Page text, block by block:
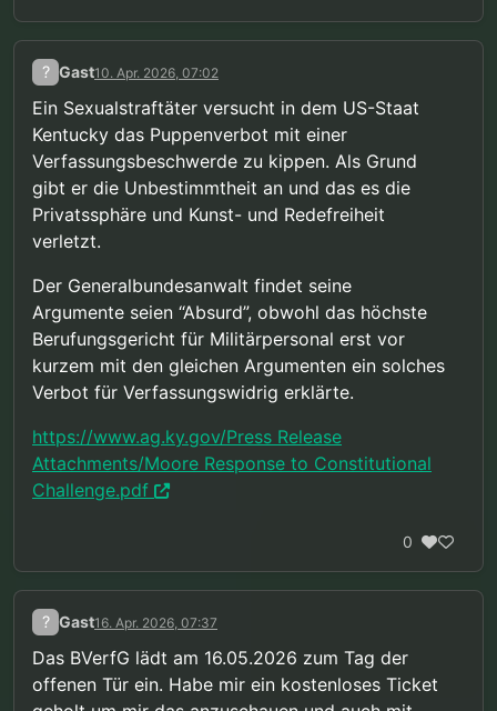
? Gast10. Apr. 2026, 07:02
Ein Sexualstraftäter versucht in dem US-Staat
Kentucky das Puppenverbot mit einer
Verfassungsbeschwerde zu kippen. Als Grund
gibt er die Unbestimmtheit an und das es die
Privatssphäre und Kunst- und Redefreiheit
verletzt.
Der Generalbundesanwalt findet seine
Argumente seien “Absurd”, obwohl das höchste
Berufungsgericht für Militärpersonal erst vor
kurzem mit den gleichen Argumenten ein solches
Verbot für Verfassungswidrig erklärte.
https://www.ag.ky.gov/Press Release
Attachments/Moore Response to Constitutional
Challenge.pdf
0
? Gast16. Apr. 2026, 07:37
Das BVerfG lädt am 16.05.2026 zum Tag der
offenen Tür ein. Habe mir ein kostenloses Ticket